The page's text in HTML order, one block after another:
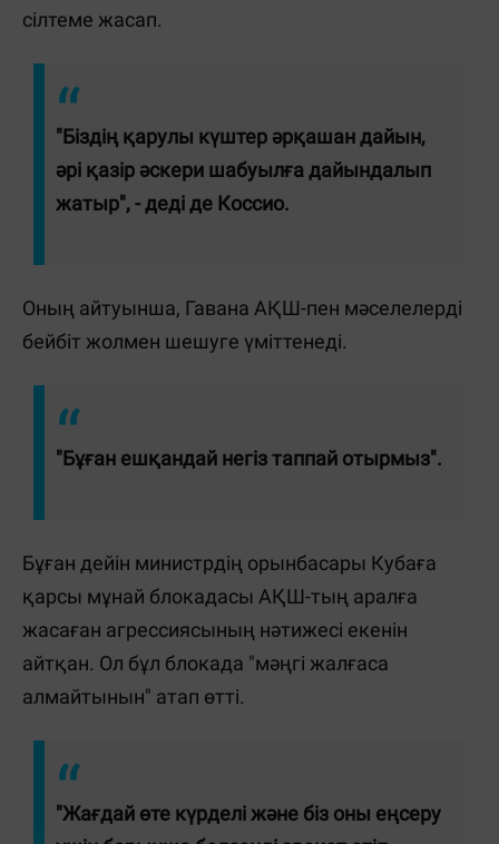
сілтеме жасап.
"Біздің қарулы күштер әрқашан дайын,
әрі қазір әскери шабуылға дайындалып
жатыр", - деді де Коссио.
Оның айтуынша, Гавана АҚШ-пен мәселелерді
бейбіт жолмен шешуге үміттенеді.
"Бұған ешқандай негіз таппай отырмыз".
Бұған дейін министрдің орынбасары Кубаға
қарсы мұнай блокадасы АҚШ-тың аралға
жасаған агрессиясының нәтижесі екенін
айтқан. Ол бұл блокада "мәңгі жалғаса
алмайтынын" атап өтті.
"Жағдай өте күрделі және біз оны еңсеру